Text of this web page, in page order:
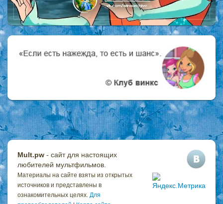
Mult.pw - сайт для настоящих
любителей мультфильмов.
Материалы на сайте взяты из открытых
источников и представлены в
ознакомительных целях. Для